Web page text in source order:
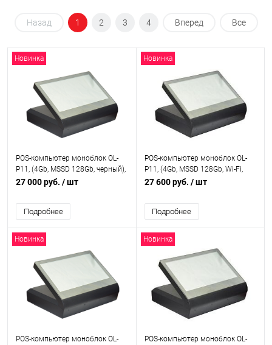
Назад 1 2 3 4 Вперед Все
Новинка
POS-компьютер моноблок OL-
P11, (4Gb, MSSD 128Gb, черный),
OL-P11
27 000 руб. / шт
Подробнее
Новинка
POS-компьютер моноблок OL-
P11, (4Gb, MSSD 128Gb, Wi-Fi,
черный), OL-P11_Wi-Fi
27 600 руб. / шт
Подробнее
Новинка
POS-компьютер моноблок OL-
Новинка
POS-компьютер моноблок OL-